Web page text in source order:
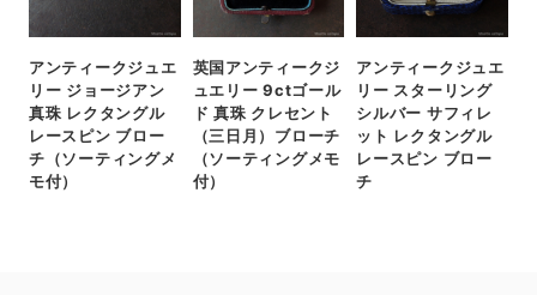
アンティークジュエ
リー ジョージアン
真珠 レクタングル
レースピン ブロー
チ（ソーティングメ
モ付）
英国アンティークジ
ュエリー 9ctゴール
ド 真珠 クレセント
（三日月）ブローチ
（ソーティングメモ
付）
アンティークジュエ
リー スターリング
シルバー サフィレ
ット レクタングル
レースピン ブロー
チ